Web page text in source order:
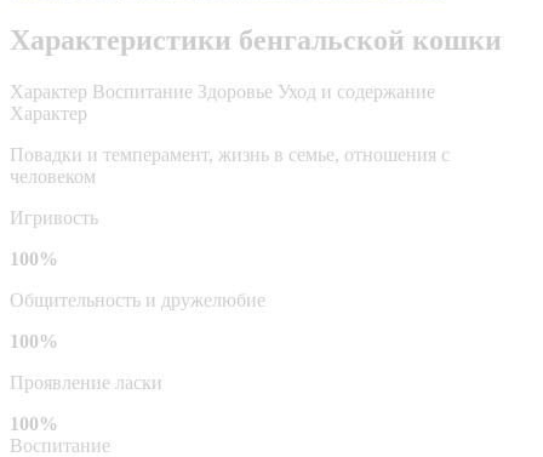
Характеристики бенгальской кошки
Характер Воспитание Здоровье Уход и содержание
Характер
Повадки и темперамент, жизнь в семье, отношения с
человеком
Игривость
100%
Общительность и дружелюбие
100%
Проявление ласки
100%
Воспитание